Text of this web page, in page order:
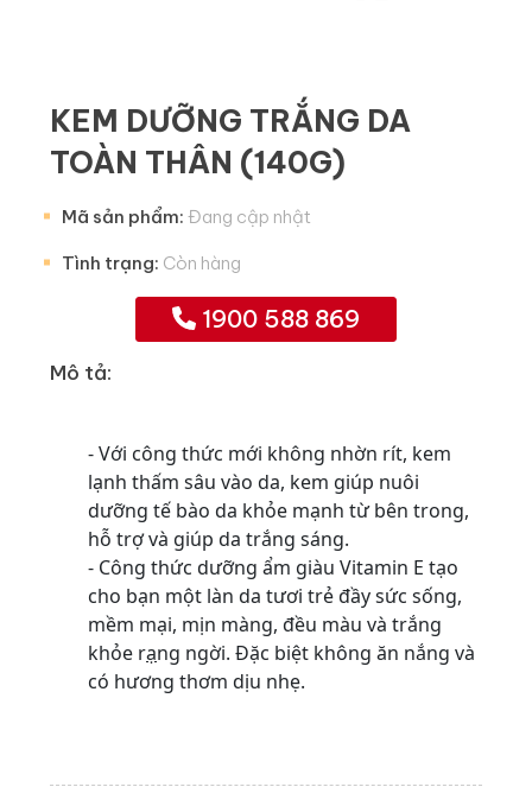
KEM DƯỠNG TRẮNG DA
TOÀN THÂN (140G)
Mã sản phẩm: Đang cập nhật
Tình trạng: Còn hàng
1900 588 869
Mô tả:
- Với công thức mới không nhờn rít, kem
lạnh thấm sâu vào da, kem giúp nuôi
dưỡng tế bào da khỏe mạnh từ bên trong,
hỗ trợ và giúp da trắng sáng.
- Công thức dưỡng ẩm giàu Vitamin E tạo
cho bạn một làn da tươi trẻ đầy sức sống,
mềm mại, mịn màng, đều màu và trắng
khỏe rạng ngời. Đặc biệt không ăn nắng và
có hương thơm dịu nhẹ.